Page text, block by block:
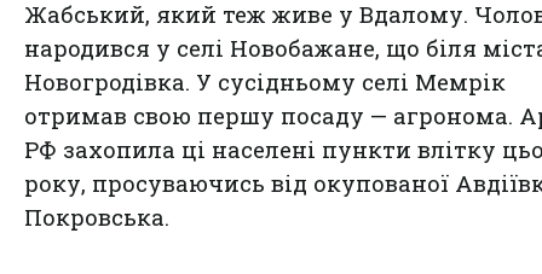
Жабський, який теж живе у Вдалому.
народився у селі Новобажане, що біля
Новогродівка. У сусідньому селі Мемрік
отримав свою першу посаду — агронома.
РФ захопила ці населені пункти влітку
року, просуваючись від окупованої
Покровська.